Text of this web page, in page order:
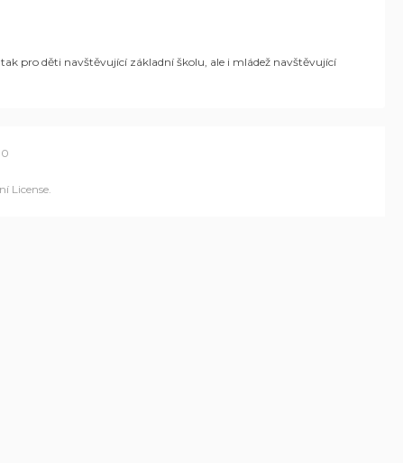
pro děti navštěvující základní školu, ale i mládež navštěvující
License.